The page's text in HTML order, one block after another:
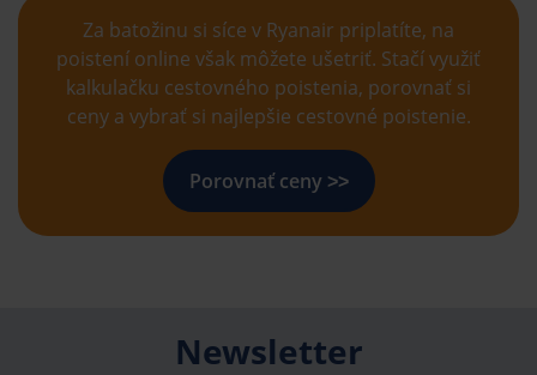
Za batožinu si síce v Ryanair priplatíte, na
poistení online však môžete ušetriť. Stačí využiť
kalkulačku cestovného poistenia, porovnať si
ceny a vybrať si najlepšie cestovné poistenie.
Porovnať ceny ˃˃
Newsletter